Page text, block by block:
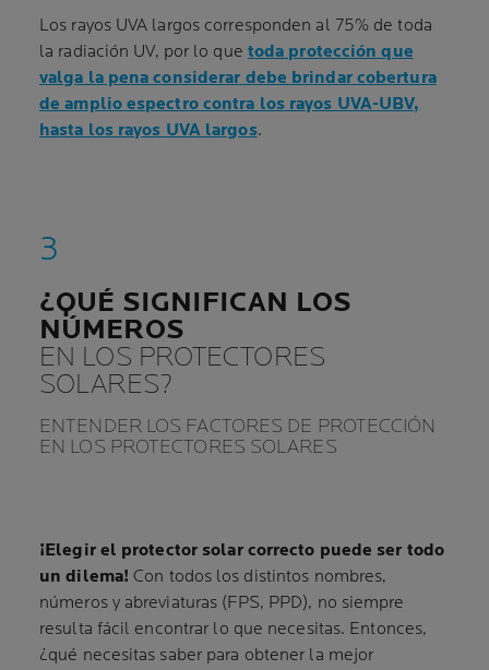
Los rayos UVA largos corresponden al 75% de toda
la radiación UV, por lo que toda protección que
valga la pena considerar debe brindar cobertura
de amplio espectro contra los rayos UVA-UBV,
hasta los rayos UVA largos.
¿QUÉ SIGNIFICAN LOS
NÚMEROS
EN LOS PROTECTORES
SOLARES?
ENTENDER LOS FACTORES DE PROTECCIÓN
EN LOS PROTECTORES SOLARES
¡Elegir el protector solar correcto puede ser todo
un dilema! Con todos los distintos nombres,
números y abreviaturas (FPS, PPD), no siempre
resulta fácil encontrar lo que necesitas. Entonces,
¿qué necesitas saber para obtener la mejor